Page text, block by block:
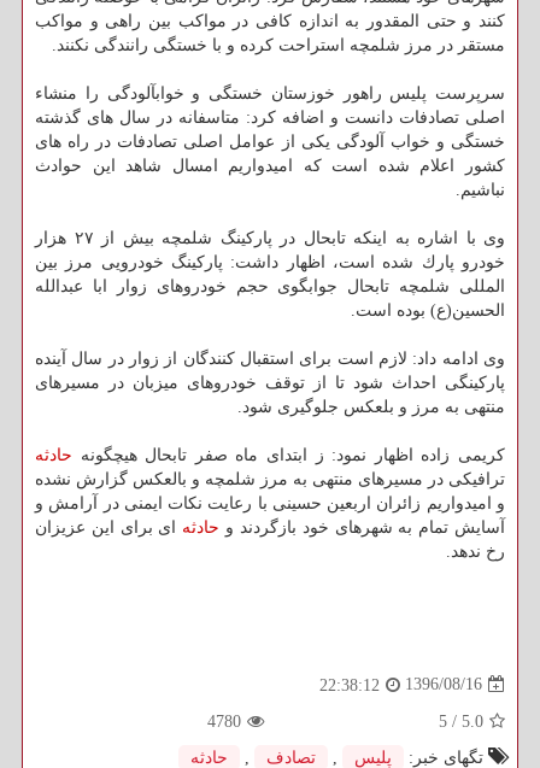
كنند و حتی المقدور به اندازه كافی در مواكب بین راهی و مواكب
مستقر در مرز شلمچه استراحت كرده و با خستگی رانندگی نكنند.
سرپرست پلیس راهور خوزستان خستگی و خوابآلودگی را منشاء
اصلی تصادفات دانست و اضافه كرد: متاسفانه در سال های گذشته
خستگی و خواب آلودگی یكی از عوامل اصلی تصادفات در راه های
كشور اعلام شده است كه امیدواریم امسال شاهد این حوادث
نباشیم.
وی با اشاره به اینكه تابحال در پاركینگ شلمچه بیش از ۲۷ هزار
خودرو پارك شده است، اظهار داشت: پاركینگ خودرویی مرز بین
المللی شلمچه تابحال جوابگوی حجم خودروهای زوار ابا عبدالله
الحسین(ع) بوده است.
وی ادامه داد: لازم است برای استقبال كنندگان از زوار در سال آینده
پاركینگی احداث شود تا از توقف خودروهای میزبان در مسیرهای
منتهی به مرز و بلعكس جلوگیری شود.
كریمی زاده اظهار نمود: ز ابتدای ماه صفر تابحال هیچگونه حادثه
ترافیكی در مسیرهای منتهی به مرز شلمچه و بالعكس گزارش نشده
و امیدواریم زائران اربعین حسینی با رعایت نكات ایمنی در آرامش و
آسایش تمام به شهرهای خود بازگردند و حادثه ای برای این عزیزان
رخ ندهد.
1396/08/16
22:38:12
5.0
/
5
4780
تگهای خبر:
پلیس تصادف حادثه